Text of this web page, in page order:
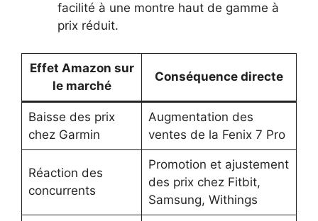
facilité à une montre haut de gamme à
prix réduit.
Effet Amazon sur
le marché
Conséquence directe
Baisse des prix
chez Garmin
Augmentation des
ventes de la Fenix 7 Pro
Réaction des
concurrents
Promotion et ajustement
des prix chez Fitbit,
Samsung, Withings